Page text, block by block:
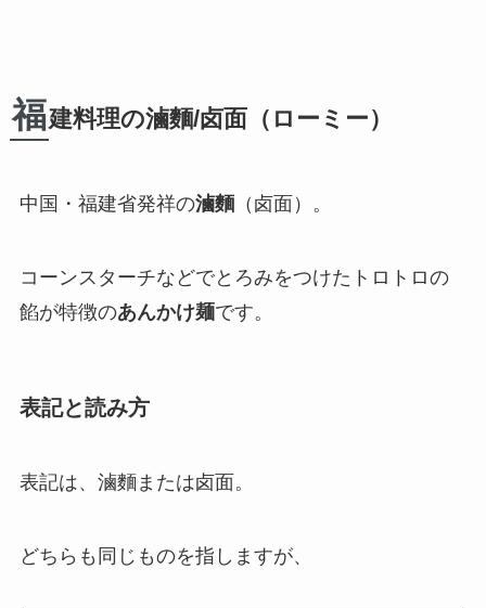
福建料理の滷麵/卤面（ローミー）
中国・福建省発祥の滷麵（卤面）。
コーンスターチなどでとろみをつけた トロトロの
餡が特徴のあんかけ麺です。
表記と読み方
表記は、 滷麵 または卤面。
どちらも同じものを指しますが、